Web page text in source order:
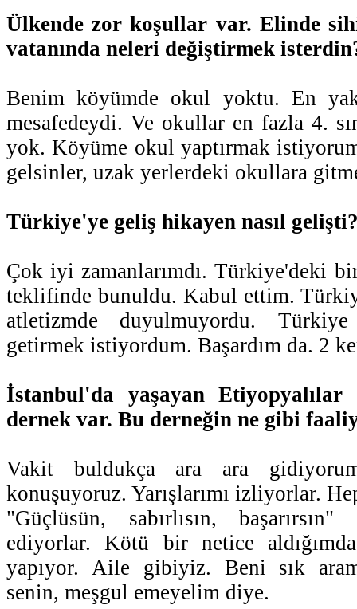
Ülkende zor koşullar var. Elinde
vatanında neleri değiştirmek
Benim köyümde okul yoktu. En
mesafedeydi. Ve okullar en fazla 4.
yok. Köyüme okul yaptırmak
gelsinler, uzak yerlerdeki okullara
Türkiye'ye geliş hikayen nasıl
Çok iyi zamanlarımdı. Türkiye'deki
teklifinde bunuldu. Kabul ettim.
atletizmde duyulmuyordu.
getirmek istiyordum. Başardım da. 2
İstanbul'da yaşayan
dernek var. Bu derneğin ne gibi
Vakit buldukça ara ara
konuşuyoruz. Yarışlarımı izliyorlar.
"Güçlüsün, sabırlısın,
ediyorlar. Kötü bir netice
yapıyor. Aile gibiyiz. Beni sık
senin, meşgul emeyelim diye.